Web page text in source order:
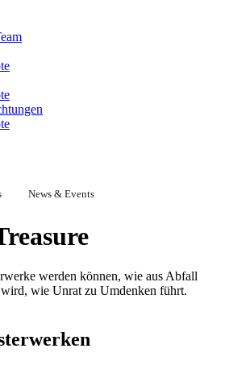
News & Events
werden können, wie aus Abfall
wie Unrat zu Umdenken führt.